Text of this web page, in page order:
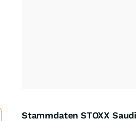
Stammdaten STOXX